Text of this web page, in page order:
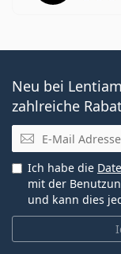
Neu bei
zahlreiche
E-Mail
Ich habe die
mit der
und kann dies